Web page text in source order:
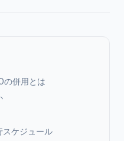
の併用とは
スケジュール